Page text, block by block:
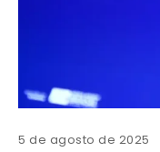
5 de agosto de 2025